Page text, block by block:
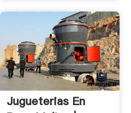
Jugueterias En